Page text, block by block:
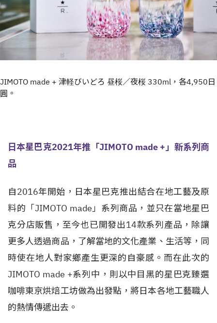
JIMOTO made + 津軽びいどろ 昼桜／夜桜 330ml，各4,950日
圓。
日本星巴克2021年推「JIMOTO made +」新系列商
品
自2016年開始，日本星巴克推出結合在地工藝及原
料的「JIMOTO made」系列商品，並只在當地星巴
克分店販售，至今也已開發出14款系列產品，除讓
更多人透過商品，了解當地的文化產業、生活等，同
時使在地人對家鄉產生更深的自豪感。而在此次的
JIMOTO made +系列中，則以中目黑的星巴克臻選
咖啡東京烘焙工坊做為出發點，將日本各地工藝職人
的熱情傳遞出去。